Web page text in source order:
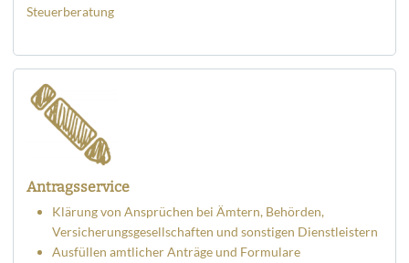
Steuerberatung
Antragsservice
Klärung von Ansprüchen bei Ämtern, Behörden,
Versicherungsgesellschaften und sonstigen Dienstleistern
Ausfüllen amtlicher Anträge und Formulare